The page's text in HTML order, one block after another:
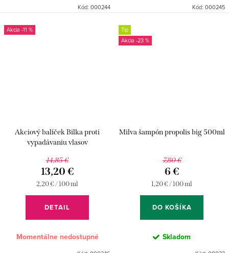
Kód: 000244 Kód: 000245
-11 %
Akciový balíček Bilka proti
vypadávaniu vlasov
14,85 €
13,20 €
Jednotková
cena:
2,20 € / 100 ml
DETAIL
Momentálne nedostupné
Tip
-23 %
Milva šampón propolis big 500ml
7,80 €
6 €
Jednotková
cena:
1,20 € / 100 ml
DO KOŠÍKA
Skladom